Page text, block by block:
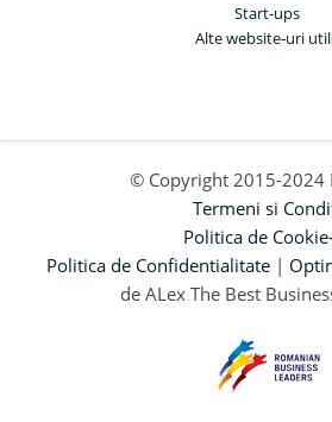
Start-ups
Alte website-uri
© Copyright 2015-2024
Termeni si
Politica de
Politica de Confidentialitate |
de ALex The Best